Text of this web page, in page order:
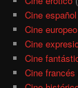
Cine español
Cine europeo
Cine
Cine
Cine francés